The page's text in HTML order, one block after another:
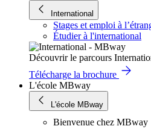
International
Stages et emploi à
Étudier à l'international
Découvrir le parcours
Télécharge la brochure
L'école MBway
L'école MBway
Bienvenue chez MBway